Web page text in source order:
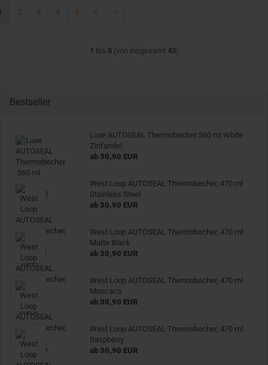
2 3 4 5 6 »
1 bis 8(von insgesamt 43)
Bestseller
Luxe AUTOSEAL Thermobecher 360 ml White
Zinfandel
ab 30,90 EUR
West Loop AUTOSEAL Thermobecher, 470 ml
Stainless Steel
ab 30,90 EUR
West Loop AUTOSEAL Thermobecher, 470 ml
Matte Black
ab 30,90 EUR
West Loop AUTOSEAL Thermobecher, 470 ml
Moncaco
ab 30,90 EUR
West Loop AUTOSEAL Thermobecher, 470 ml
Raspberry
ab 30,90 EUR